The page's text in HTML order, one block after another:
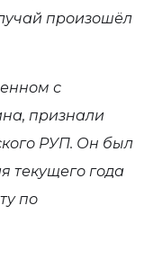
произошёл
с
признали
РУП. Он был
текущего года
по